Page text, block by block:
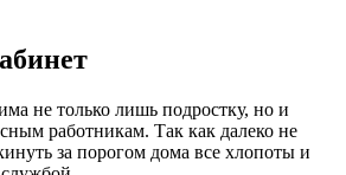
не только лишь подростку, но и
работникам. Так как далеко не
за порогом дома все хлопоты и